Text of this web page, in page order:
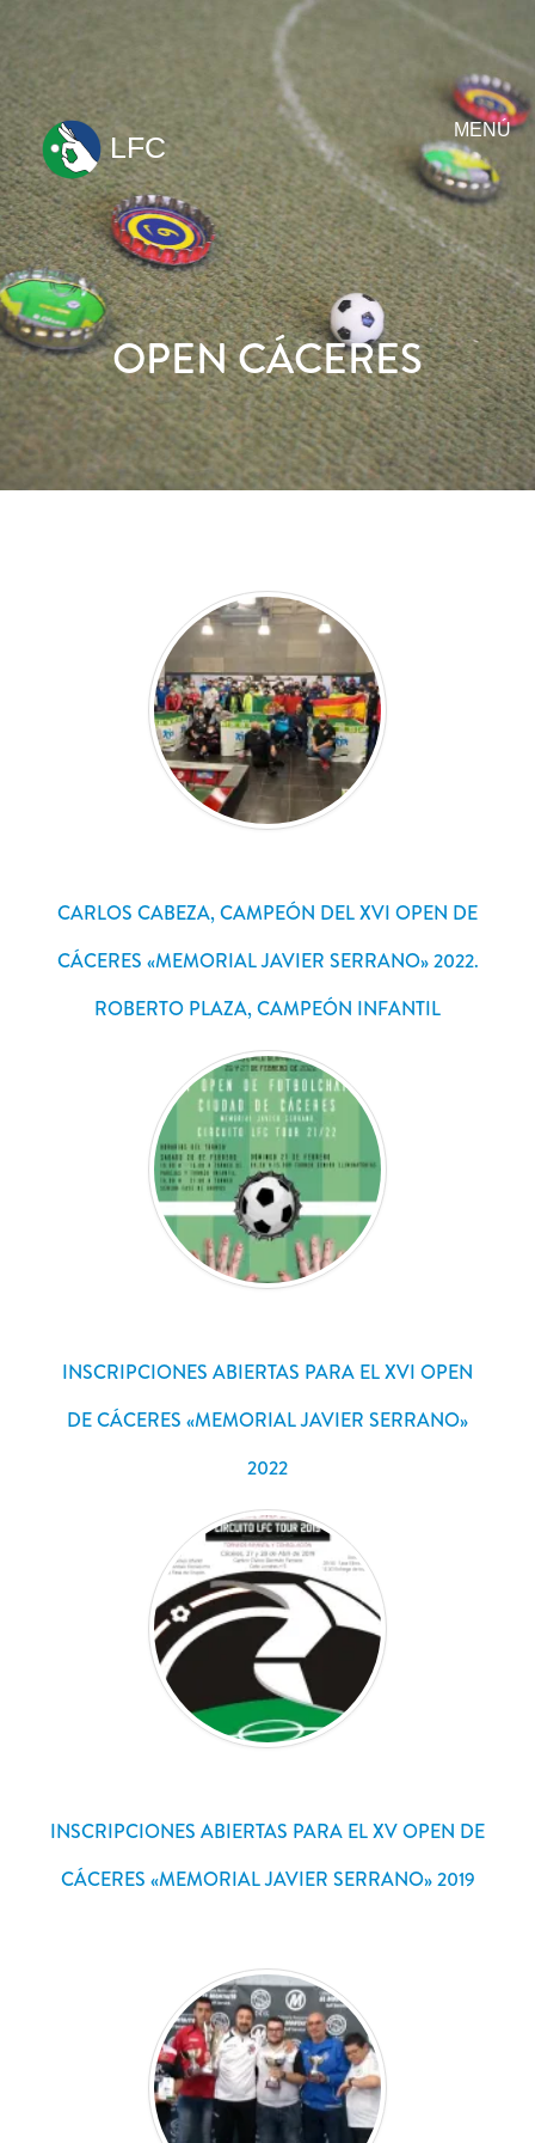
MENÚ
ir
al
contenido
LFC
OPEN CÁCERES
CARLOS CABEZA, CAMPEÓN DEL XVI OPEN DE
CÁCERES «MEMORIAL JAVIER SERRANO» 2022.
ROBERTO PLAZA, CAMPEÓN INFANTIL
INSCRIPCIONES ABIERTAS PARA EL XVI OPEN
DE CÁCERES «MEMORIAL JAVIER SERRANO»
2022
INSCRIPCIONES ABIERTAS PARA EL XV OPEN DE
CÁCERES «MEMORIAL JAVIER SERRANO» 2019